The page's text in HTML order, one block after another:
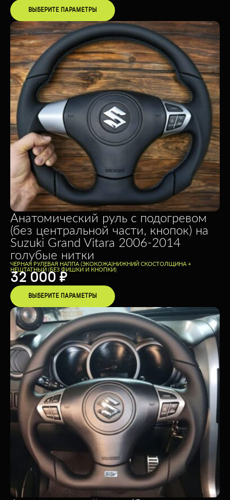
ВЫБЕРИТЕ ПАРАМЕТРЫ
Анатомический руль с подогревом
(без центральной части, кнопок) на
Suzuki Grand Vitara 2006-2014
голубые нитки
ЧЕРНАЯ РУЛЕВАЯ НАППА (ЭКОКОЖА)НИЖНИЙ СКОСТОЛЩИНА +
НЕШТАТНЫЙ (БЕЗ ФИШКИ И КНОПКИ)
32 000 ₽
ВЫБЕРИТЕ ПАРАМЕТРЫ